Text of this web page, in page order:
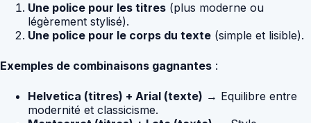
Une police pour les titres (plus moderne ou
légèrement stylisé).
Une police pour le corps du texte (simple et lisible).
Exemples de combinaisons gagnantes :
Helvetica (titres) + Arial (texte) → Equilibre entre
modernité et classicisme.